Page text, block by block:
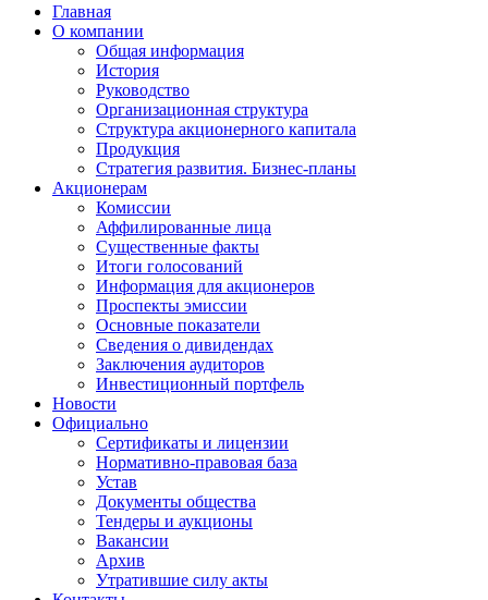
Главная
О компании
Общая информация
История
Руководство
Организационная структура
Структура акционерного капитала
Продукция
Стратегия развития. Бизнес-планы
Акционерам
Комиссии
Аффилированные лица
Существенные факты
Итоги голосований
Информация для акционеров
Проспекты эмиссии
Основные показатели
Сведения о дивидендах
Заключения аудиторов
Инвестиционный портфель
Новости
Официально
Сертификаты и лицензии
Нормативно-правовая база
Устав
Документы общества
Тендеры и аукционы
Вакансии
Архив
Утратившие силу акты